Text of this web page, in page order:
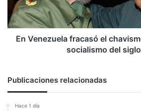
no
el
socialismo
En Venezuela fracasó el
socialismo del
Publicaciones relacionadas
Hace 1 día